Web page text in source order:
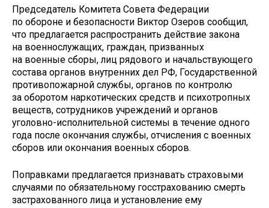
Председатель Комитета Совета Федерации
по обороне и безопасности Виктор Озеров сообщил,
что предлагается распространить действие закона
на военнослужащих, граждан, призванных
на военные сборы, лиц рядового и начальствующего
состава органов внутренних дел РФ, Государственной
противопожарной службы, органов по контролю
за оборотом наркотических средств и психотропных
веществ, сотрудников учреждений и органов
уголовно-исполнительной системы в течение одного
года после окончания службы, отчисления с военных
сборов или окончания военных сборов.
Поправками предлагается признавать страховыми
случаями по обязательному госстрахованию смерть
застрахованного лица и установление ему